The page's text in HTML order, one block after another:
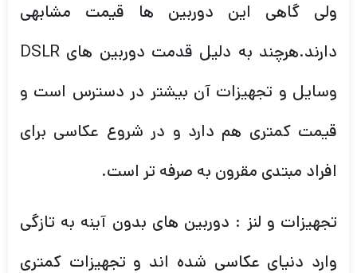
ولی گاهی این دوربین ها قیمت مشابهی
دارند.هرچند به دلیل قدمت دوربین های DSLR
وسایل و تجهیزات آن بیشتر در دسترس است و
قیمت کمتری هم دارد و در شروع عکاسی برای
افراد مبتدی مقرون به صرفه تر است.
تجهیزات و لنز : دوربین های بدون آینه به تازگی
وارد دنیای عکاسی شده اند و تجهیزات کمتری